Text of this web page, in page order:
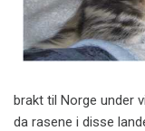
brakt til Norge under
da rasene i disse